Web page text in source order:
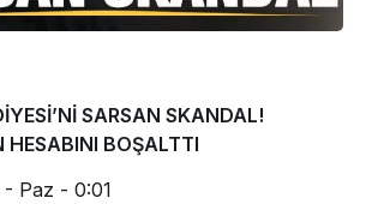
SARSAN SKANDAL!
HESABINI BOŞALTTI
- Paz - 0:01